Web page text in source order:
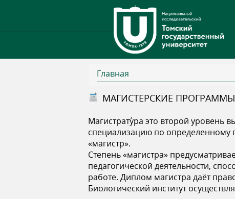
В
ы
з
д
е
Главная
МАГИСТЕРСКИЕ ПРОГРАММЫ
Магистрату́ра это второй уровень
специализацию по определенному
«магистр».
Степень «магистра»
педагогической деятельности,
работе. Диплом магистра даёт
Биологический институт